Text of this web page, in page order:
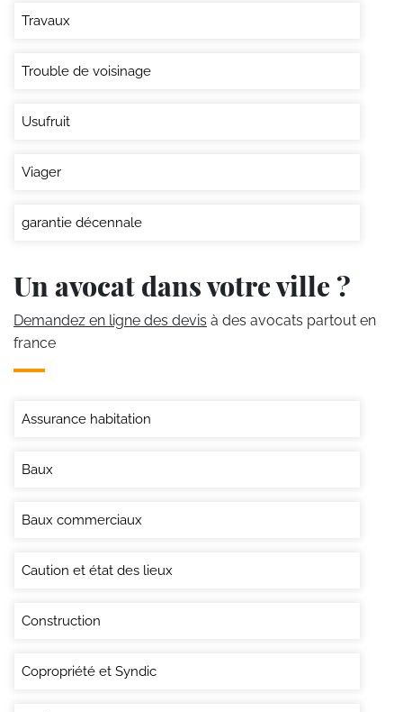
Travaux
Trouble de voisinage
Usufruit
Viager
garantie décennale
Un avocat dans votre ville ?
Demandez en ligne des devis à des avocats partout en
france
Assurance habitation
Baux
Baux commerciaux
Caution et état des lieux
Construction
Copropriété et Syndic